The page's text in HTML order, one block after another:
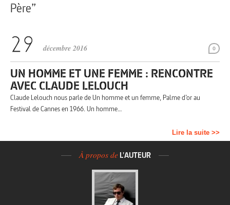
Père”
0
décembre 2016
UN HOMME ET UNE FEMME : RENCONTRE
AVEC CLAUDE LELOUCH
Claude Lelouch nous parle de Un homme et un femme, Palme d’or au
Festival de Cannes en 1966. Un homme…
Lire la suite >>
À propos de L'AUTEUR